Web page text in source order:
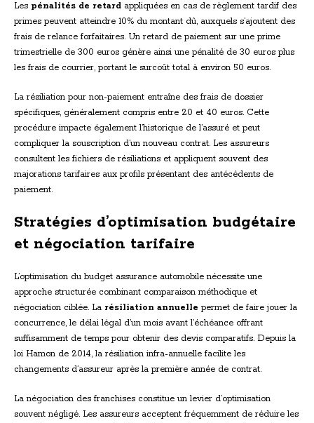
Les pénalités de retard appliquées en cas de règlement tardif des
primes peuvent atteindre 10% du montant dû, auxquels s’ajoutent des
frais de relance forfaitaires. Un retard de paiement sur une prime
trimestrielle de 300 euros génère ainsi une pénalité de 30 euros plus
les frais de courrier, portant le surcoût total à environ 50 euros.
La résiliation pour non-paiement entraîne des frais de dossier
spécifiques, généralement compris entre 20 et 40 euros. Cette
procédure impacte également l’historique de l’assuré et peut
compliquer la souscription d’un nouveau contrat. Les assureurs
consultent les fichiers de résiliations et appliquent souvent des
majorations tarifaires aux profils présentant des antécédents de
paiement.
Stratégies d’optimisation budgétaire
et négociation tarifaire
L’optimisation du budget assurance automobile nécessite une
approche structurée combinant comparaison méthodique et
négociation ciblée. La résiliation annuelle permet de faire jouer la
concurrence, le délai légal d’un mois avant l’échéance offrant
suffisamment de temps pour obtenir des devis comparatifs. Depuis la
loi Hamon de 2014, la résiliation infra-annuelle facilite les
changements d’assureur après la première année de contrat.
La négociation des franchises constitue un levier d’optimisation
souvent négligé. Les assureurs acceptent fréquemment de réduire les